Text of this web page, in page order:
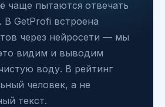
чаще пытаются отвечать
В GetProfi встроена
через нейросети — мы
видим и выводим
воду. В рейтинг
человек, а не
текст.